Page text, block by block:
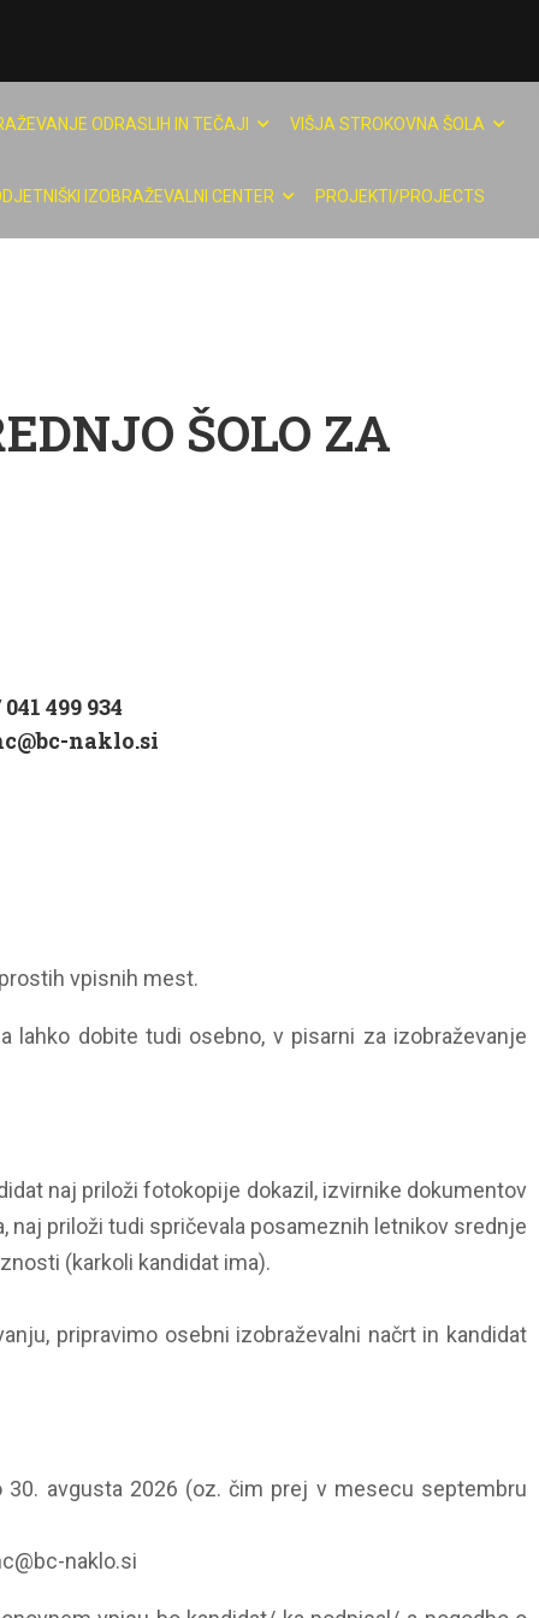
ODRASLIH IN TEČAJI VIŠJA STROKOVNA ŠOLA
IZOBRAŽEVALNI CENTER PROJEKTI/PROJECTS
ŠOLO ZA
499 934
naklo.si
vpisnih mest.
lahko dobite tudi osebno, v pisarni za izobraževanje
naj priloži fotokopije dokazil, izvirnike dokumentov
naj priloži tudi spričevala posameznih letnikov srednje
(karkoli kandidat ima).
pripravimo osebni izobraževalni načrt in kandidat
30. avgusta 2026 (oz. čim prej v mesecu septembru
naklo.si